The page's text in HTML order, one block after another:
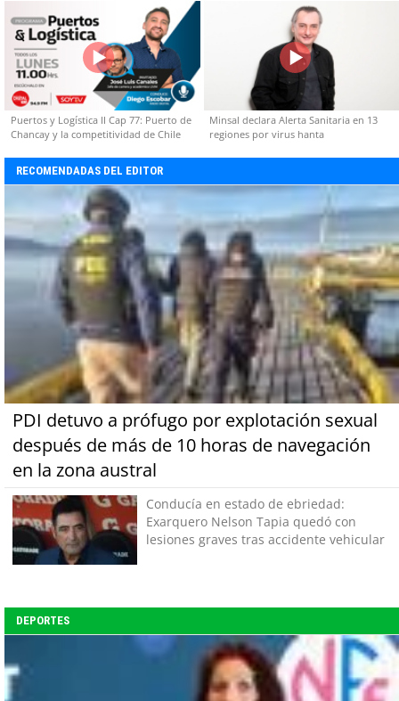
Puertos y Logística II Cap 77: Puerto de
Chancay y la competitividad de Chile
Minsal declara Alerta Sanitaria en 13
regiones por virus hanta
RECOMENDADAS DEL EDITOR
PDI detuvo a prófugo por explotación sexual
después de más de 10 horas de navegación
en la zona austral
Conducía en estado de ebriedad:
Exarquero Nelson Tapia quedó con
lesiones graves tras accidente vehicular
DEPORTES